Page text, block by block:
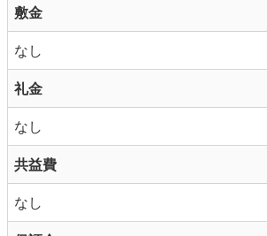
敷金
なし
礼金
なし
共益費
なし